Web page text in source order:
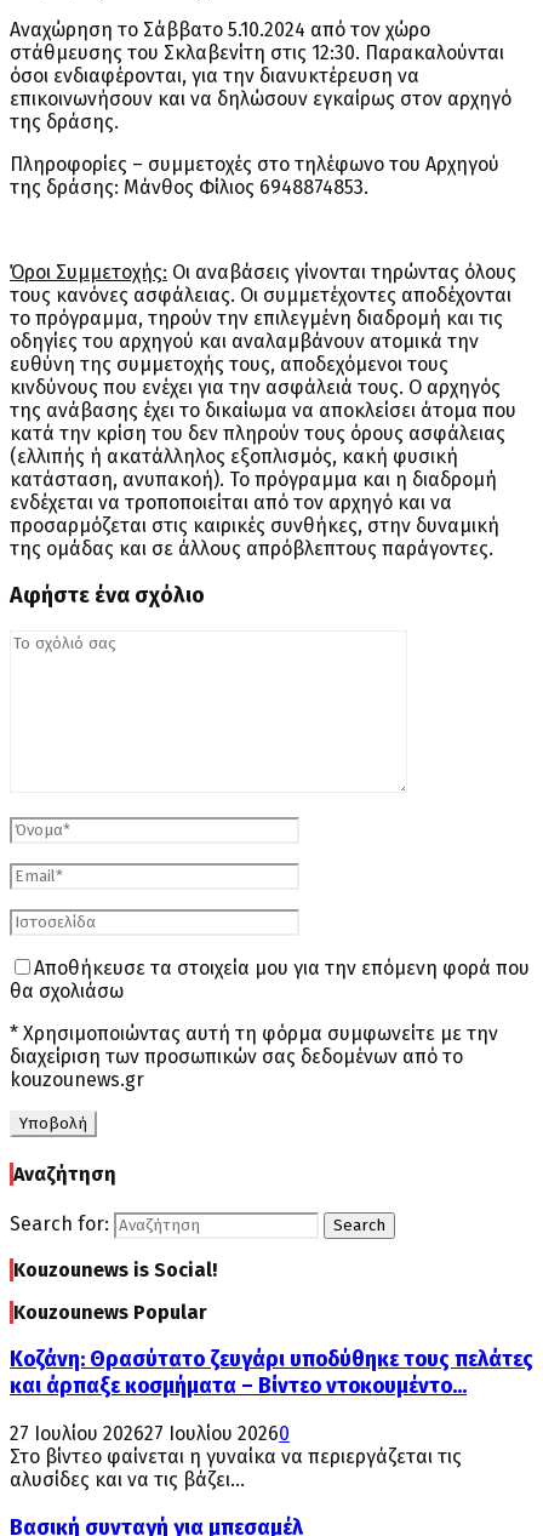
Αναχώρηση το Σάββατο 5.10.2024 από τον χώρο
στάθμευσης του Σκλαβενίτη στις 12:30. Παρακαλούνται
όσοι ενδιαφέρονται, για την διανυκτέρευση να
επικοινωνήσουν και να δηλώσουν εγκαίρως στον αρχηγό
της δράσης.
Πληροφορίες – συμμετοχές στο τηλέφωνο του Αρχηγού
της δράσης: Μάνθος Φίλιος 6948874853.
Όροι Συμμετοχής: Οι αναβάσεις γίνονται τηρώντας όλους
τους κανόνες ασφάλειας. Οι συμμετέχοντες αποδέχονται
το πρόγραμμα, τηρούν την επιλεγμένη διαδρομή και τις
οδηγίες του αρχηγού και αναλαμβάνουν ατομικά την
ευθύνη της συμμετοχής τους, αποδεχόμενοι τους
κινδύνους που ενέχει για την ασφάλειά τους. Ο αρχηγός
της ανάβασης έχει το δικαίωμα να αποκλείσει άτομα που
κατά την κρίση του δεν πληρούν τους όρους ασφάλειας
(ελλιπής ή ακατάλληλος εξοπλισμός, κακή φυσική
κατάσταση, ανυπακοή). Το πρόγραμμα και η διαδρομή
ενδέχεται να τροποποιείται από τον αρχηγό και να
προσαρμόζεται στις καιρικές συνθήκες, στην δυναμική
της ομάδας και σε άλλους απρόβλεπτους παράγοντες.
Αφήστε ένα σχόλιο
Αποθήκευσε τα στοιχεία μου για την επόμενη φορά που
θα σχολιάσω
* Χρησιμοποιώντας αυτή τη φόρμα συμφωνείτε με την
διαχείριση των προσωπικών σας δεδομένων από το
kouzounews.gr
Αναζήτηση
Search for: Search
Kouzounews is Social!
Kouzounews Popular
Κοζάνη: Θρασύτατο ζευγάρι υποδύθηκε τους πελάτες
και άρπαξε κοσμήματα – Βίντεο ντοκουμέντο...
27 Ιουλίου 202627 Ιουλίου 20260
Στο βίντεο φαίνεται η γυναίκα να περιεργάζεται τις
αλυσίδες και να τις βάζει...
Βασική συνταγή για μπεσαμέλ